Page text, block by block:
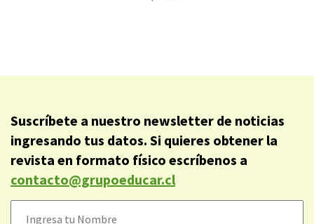
Suscríbete a nuestro newsletter de noticias
ingresando tus datos. Si quieres obtener la
revista en formato físico escríbenos a
contacto@grupoeducar.cl